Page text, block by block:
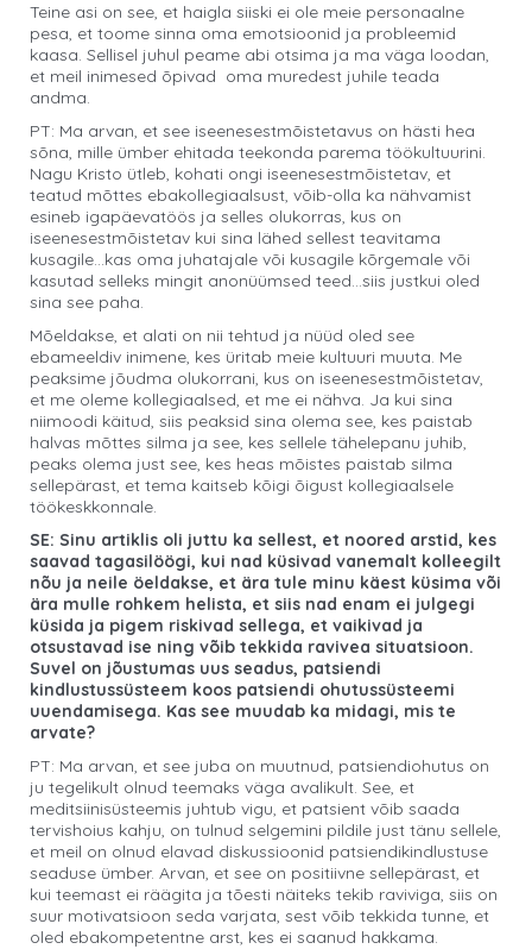
Teine asi on see, et haigla siiski ei ole meie personaalne
pesa, et toome sinna oma emotsioonid ja probleemid
kaasa. Sellisel juhul peame abi otsima ja ma väga loodan,
et meil inimesed õpivad oma muredest juhile teada
andma.
PT: Ma arvan, et see iseenesestmõistetavus on hästi hea
sõna, mille ümber ehitada teekonda parema töökultuurini.
Nagu Kristo ütleb, kohati ongi iseenesestmõistetav, et
teatud mõttes ebakollegiaalsust, võib-olla ka nähvamist
esineb igapäevatöös ja selles olukorras, kus on
iseenesestmõistetav kui sina lähed sellest teavitama
kusagile…kas oma juhatajale või kusagile kõrgemale või
kasutad selleks mingit anonüümsed teed…siis justkui oled
sina see paha.
Mõeldakse, et alati on nii tehtud ja nüüd oled see
ebameeldiv inimene, kes üritab meie kultuuri muuta. Me
peaksime jõudma olukorrani, kus on iseenesestmõistetav,
et me oleme kollegiaalsed, et me ei nähva. Ja kui sina
niimoodi käitud, siis peaksid sina olema see, kes paistab
halvas mõttes silma ja see, kes sellele tähelepanu juhib,
peaks olema just see, kes heas mõistes paistab silma
sellepärast, et tema kaitseb kõigi õigust kollegiaalsele
töökeskkonnale.
SE: Sinu artiklis oli juttu ka sellest, et noored arstid, kes
saavad tagasilöögi, kui nad küsivad vanemalt kolleegilt
nõu ja neile öeldakse, et ära tule minu käest küsima või
ära mulle rohkem helista, et siis nad enam ei julgegi
küsida ja pigem riskivad sellega, et vaikivad ja
otsustavad ise ning võib tekkida ravivea situatsioon.
Suvel on jõustumas uus seadus, patsiendi
kindlustussüsteem koos patsiendi ohutussüsteemi
uuendamisega. Kas see muudab ka midagi, mis te
arvate?
PT: Ma arvan, et see juba on muutnud, patsiendiohutus on
ju tegelikult olnud teemaks väga avalikult. See, et
meditsiinisüsteemis juhtub vigu, et patsient võib saada
tervishoius kahju, on tulnud selgemini pildile just tänu sellele,
et meil on olnud elavad diskussioonid patsiendikindlustuse
seaduse ümber. Arvan, et see on positiivne sellepärast, et
kui teemast ei räägita ja tõesti näiteks tekib raviviga, siis on
suur motivatsioon seda varjata, sest võib tekkida tunne, et
oled ebakompetentne arst, kes ei saanud hakkama.